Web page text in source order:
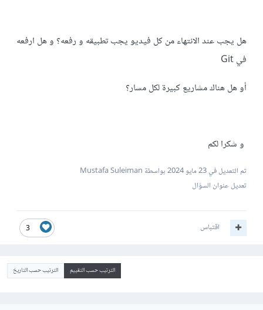
هل يجب عند الانتهاء من كل فيديو يجب تطبيقه و رفعه؟ و هل ارفعه
في Git
أو هل هناك مشاريع كبيرة لكل مسار؟
و شكرا لكم
تم التعديل في23 مايو 2024
بواسطة Mustafa Suleiman
تعديل عنوان السؤال
3 اقتباس
الترتيب حسب التقييم الترتيب حسب التاريخ